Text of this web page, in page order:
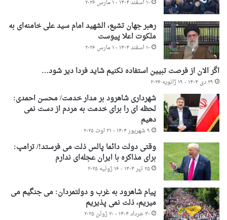
۱۰ اسفند ۱۴۰۴ - ۱ مارس ۲۰۲۶
رهبر جهان تشیع، الشهید امام سید علی خامنه‌ای به
ملکوت اعلا پیوست
۱۰ اسفند ۱۴۰۴ - ۱ مارس ۲۰۲۶
اگر الان از فرصت تبیین استفاده نکنیم شاید فردا دیر شود…
۲۹ دی ۱۴۰۴ - ۱۹ ژانویه ۲۰۲۶
شهرداری شاهرود بر مدار خدمت/ محسن احمدی:
لحظه ای را برای خدمت به مردم از دست نمی
دهیم
۹ شهریور ۱۴۰۴ - ۳۱ اوت ۲۰۲۵
وقتی دولت دائما پالس ذلت می فرستد!/ ترامپ:
برای مذاکره با ایران عجله‌ای ندارم
۲۵ تیر ۱۴۰۴ - ۱۶ ژوئیه ۲۰۲۵
پیام شاهرود به غرب و دولتمردان: می جنگیم می
میریم، ذلت نمی پذیریم
۳۰ خرداد ۱۴۰۴ - ۲۰ ژوئن ۲۰۲۵